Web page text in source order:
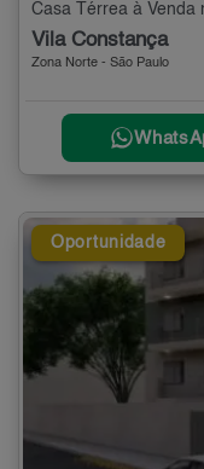
Casa Térrea à Venda
Vila Constança
Zona Norte - São Paulo
Oportunidade